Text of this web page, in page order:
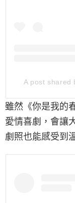
A post shared by
雖然《你是我的
愛情喜劇，會讓
劇照也能感受到